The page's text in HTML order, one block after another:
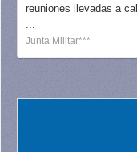
reuniones llevadas a
...
Junta Militar***